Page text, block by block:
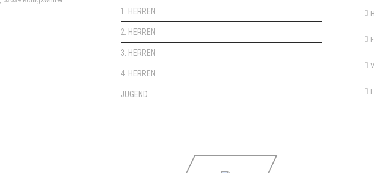
1. HERREN
2. HERREN
3. HERREN
4. HERREN
JUGEND